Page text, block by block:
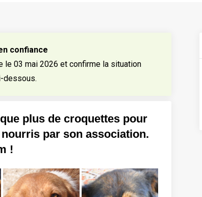
confiance
le 03 mai 2026 et confirme la situation
dessous.
plus de croquettes pour
par son association.
!